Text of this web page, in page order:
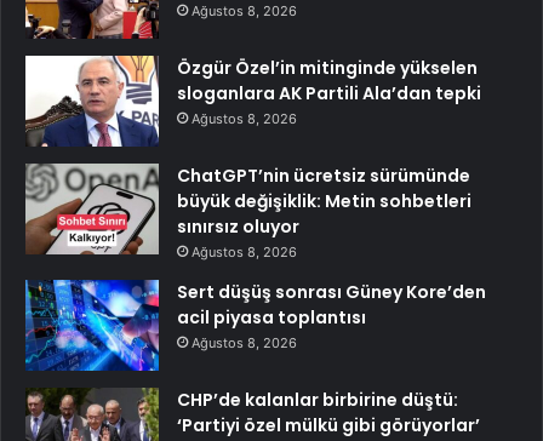
Ağustos 8, 2026
Özgür Özel’in mitinginde yükselen
sloganlara AK Partili Ala’dan tepki
Ağustos 8, 2026
ChatGPT’nin ücretsiz sürümünde
büyük değişiklik: Metin sohbetleri
sınırsız oluyor
Ağustos 8, 2026
Sert düşüş sonrası Güney Kore’den
acil piyasa toplantısı
Ağustos 8, 2026
CHP’de kalanlar birbirine düştü:
‘Partiyi özel mülkü gibi görüyorlar’